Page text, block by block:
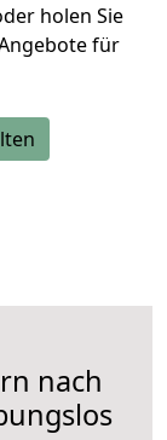
holen Sie
für
nach